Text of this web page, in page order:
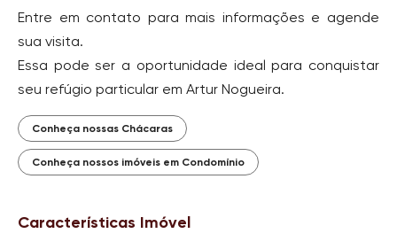
Entre em contato para mais informações e agende
sua visita.
Essa pode ser a oportunidade ideal para conquistar
seu refúgio particular em Artur Nogueira.
Conheça nossas Chácaras
Conheça nossos imóveis em Condomínio
Características Imóvel